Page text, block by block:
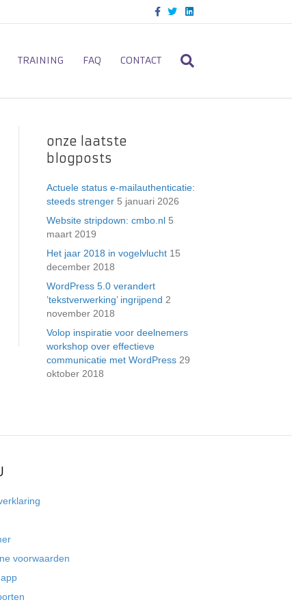
c
o
o
T
i
e
L
n
d
TRAINING FAQ CONTACT
onze laatste
blogposts
Actuele status e-mailauthenticatie:
steeds strenger 5 januari 2026
Website stripdown: cmbo.nl 5
maart 2019
Het jaar 2018 in vogelvlucht 15
december 2018
WordPress 5.0 verandert
’tekstverwerking’ ingrijpend 2
november 2018
Volop inspiratie voor deelnemers
workshop over effectieve
communicatie met WordPress 29
oktober 2018
voorwaarden